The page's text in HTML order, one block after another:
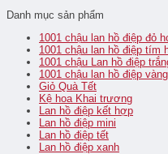
Danh mục sản phẩm
1001 chậu lan hồ điệp đỏ
1001 chậu lan hồ điệp tím
1001 chậu Lan hồ điệp
1001 chậu lan hồ điệp
Giỏ Quà Tết
Kệ hoa Khai trương
Lan hồ điệp kết hợp
Lan hồ điệp mini
Lan hồ điệp tết
Lan hồ điệp xanh